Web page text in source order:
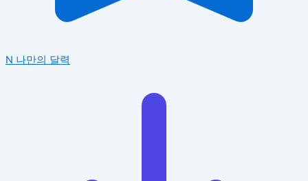
N 나만의 달력